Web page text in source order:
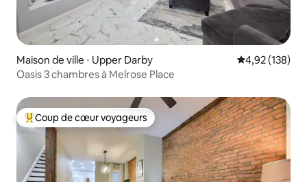
Maison de ville ⋅ Upper Darby Évaluation
4,92 (138)
Oasis 3 chambres à Melrose Place
Coups de cœur voyageurs les plus appréciés
Coup de cœur voyageurs